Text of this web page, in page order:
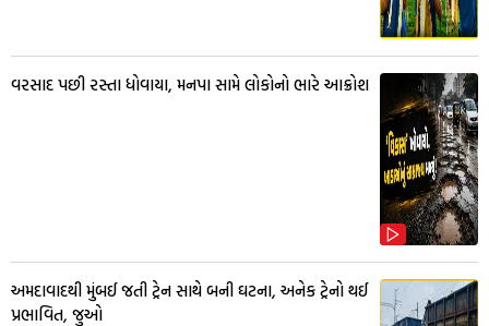
વરસાદ પછી રસ્તા ધોવાયા, મનપા સામે લોકોનો ભારે આક્રોશ
અમદાવાદથી મુંબઈ જતી ટ્રેન સાથે બની ઘટના, અનેક ટ્રેનો થઈ
પ્રભાવિત, જુઓ